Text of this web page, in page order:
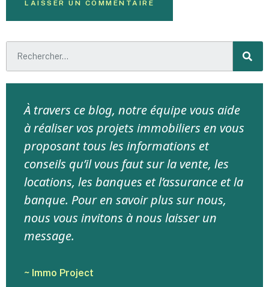
À travers ce blog, notre équipe vous aide
à réaliser vos projets immobiliers en vous
proposant tous les informations et
conseils qu’il vous faut sur la vente, les
locations, les banques et l’assurance et la
banque. Pour en savoir plus sur nous,
nous vous invitons à nous laisser un
message.
~ Immo Project